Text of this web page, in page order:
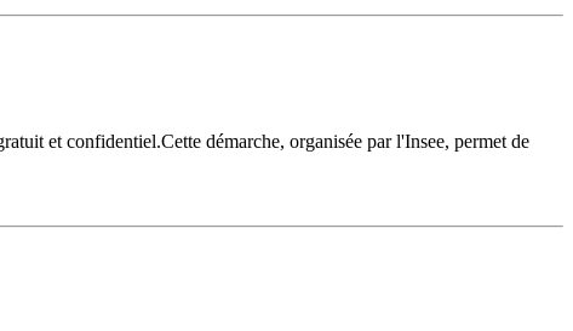
et confidentiel.Cette démarche, organisée par l'Insee, permet de